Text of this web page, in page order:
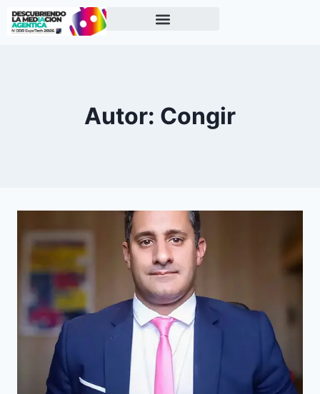
Autor: Congir